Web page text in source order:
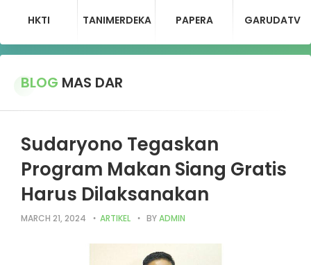
HKTI TANIMERDEKA PAPERA GARUDATV
BLOG MAS DAR
Sudaryono Tegaskan
Program Makan Siang Gratis
Harus Dilaksanakan
MARCH 21, 2024 ARTIKEL BYADMIN